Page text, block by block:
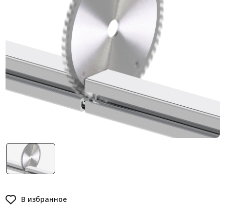
Система V-паза NEW!
Алюминиевые промышленные ограждения
Алюминиевая промышленная мебель
Крейты и кассеты Subrack systems
Профиль строительного назначения
Радиаторный алюминиевый профиль NEW!
Метрический крепеж
Конструкции из профиля
В избранное